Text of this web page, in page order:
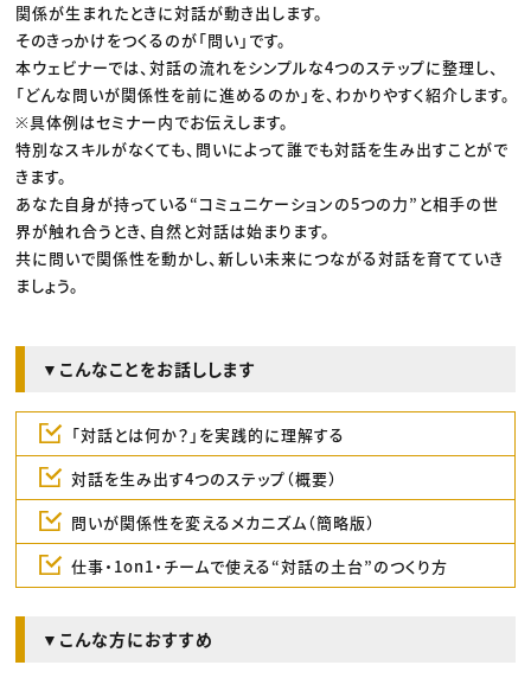
関係が生まれたときに対話が動き出します。
そのきっかけをつくるのが「問い」です。
本ウェビナーでは、対話の流れをシンプルな4つのステップに整理し、
「どんな問いが関係性を前に進めるのか」を、わかりやすく紹介します。
※具体例はセミナー内でお伝えします。
特別なスキルがなくても、問いによって誰でも対話を生み出すことがで
きます。
あなた自身が持っている“コミュニケーションの5つの力”と相手の世
界が触れ合うとき、自然と対話は始まります。
共に問いで関係性を動かし、新しい未来につながる対話を育てていき
ましょう。
▼こんなことをお話しします
「対話とは何か？」を実践的に理解する
対話を生み出す4つのステップ（概要）
問いが関係性を変えるメカニズム（簡略版）
仕事・1on1・チームで使える“対話の土台”のつくり方
▼こんな方におすすめ